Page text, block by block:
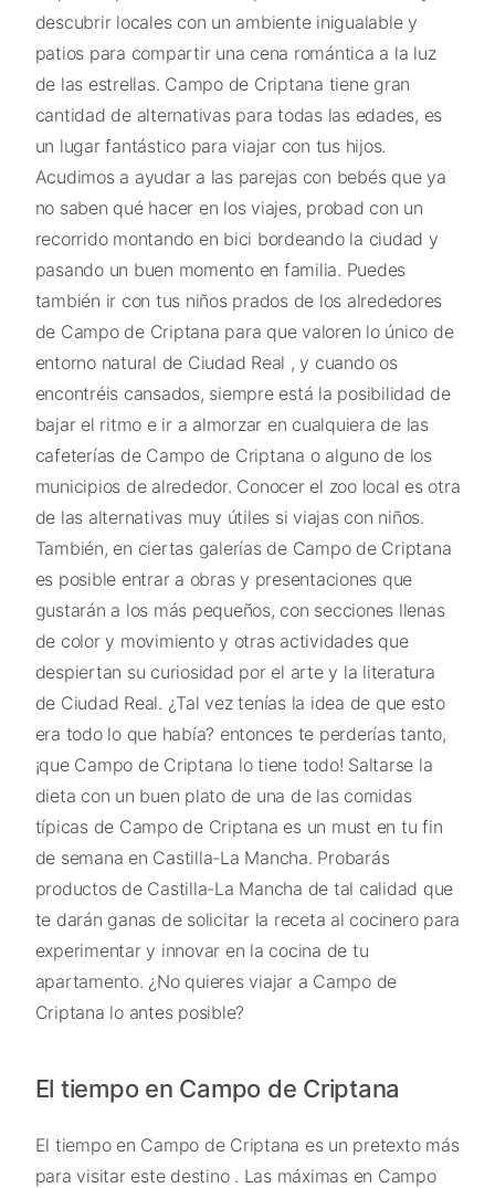
descubrir locales con un ambiente inigualable y
patios para compartir una cena romántica a la luz
de las estrellas. Campo de Criptana tiene gran
cantidad de alternativas para todas las edades, es
un lugar fantástico para viajar con tus hijos.
Acudimos a ayudar a las parejas con bebés que ya
no saben qué hacer en los viajes, probad con un
recorrido montando en bici bordeando la ciudad y
pasando un buen momento en familia. Puedes
también ir con tus niños prados de los alrededores
de Campo de Criptana para que valoren lo único de
entorno natural de Ciudad Real , y cuando os
encontréis cansados, siempre está la posibilidad de
bajar el ritmo e ir a almorzar en cualquiera de las
cafeterías de Campo de Criptana o alguno de los
municipios de alrededor. Conocer el zoo local es otra
de las alternativas muy útiles si viajas con niños.
También, en ciertas galerías de Campo de Criptana
es posible entrar a obras y presentaciones que
gustarán a los más pequeños, con secciones llenas
de color y movimiento y otras actividades que
despiertan su curiosidad por el arte y la literatura
de Ciudad Real. ¿Tal vez tenías la idea de que esto
era todo lo que había? entonces te perderías tanto,
¡que Campo de Criptana lo tiene todo! Saltarse la
dieta con un buen plato de una de las comidas
típicas de Campo de Criptana es un must en tu fin
de semana en Castilla-La Mancha. Probarás
productos de Castilla-La Mancha de tal calidad que
te darán ganas de solicitar la receta al cocinero para
experimentar y innovar en la cocina de tu
apartamento. ¿No quieres viajar a Campo de
Criptana lo antes posible?
El tiempo en Campo de Criptana
El tiempo en Campo de Criptana es un pretexto más
para visitar este destino . Las máximas en Campo